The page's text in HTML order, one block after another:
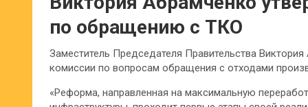
по обращению с ТКО
Заместитель Председателя Правительства
комиссии по вопросам обращения с отходами
«Реформа, направленная на максимальную